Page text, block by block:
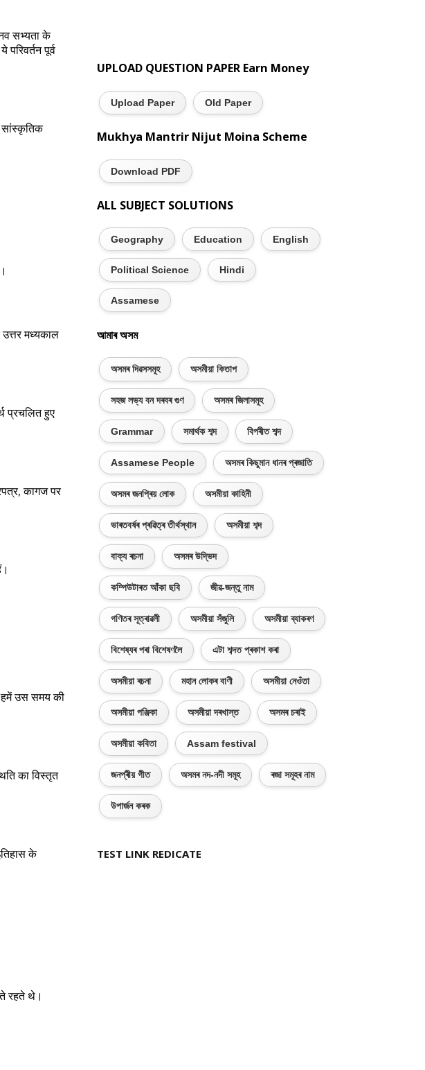
सभ्यता के
पूर्व
सांस्कृतिक
मध्यकाल
प्रचलित हुए
कागज पर
हमें उस समय की
का विस्तृत
के
रहते थे।
UPLOAD QUESTION PAPER Earn Money
Upload Paper Old Paper
Mukhya Mantrir Nijut Moina Scheme
Download PDF
ALL SUBJECT SOLUTIONS
Geography Education English
Political Science Hindi
Assamese
আমাৰ অসম
অসমৰ দিৱসসমূহ অসমীয়া কিতাপ
সহজ লভ্য বন দৰবৰ গুণ অসমৰ জিলাসমূহ
Grammar সমাৰ্থক শব্দ বিপৰীত শব্দ
Assamese People অসমৰ কিছুমান ধানৰ প্ৰজাতি
অসমৰ জনপ্ৰিয় লোক অসমীয়া কাহিনী
ভাৰতবৰ্ষৰ প্ৰৱিত্ৰ তীৰ্থস্থান অসমীয়া শব্দ
বাক্য ৰচনা অসমৰ উদ্ভিদ
কম্পিউটাৰত আঁকা ছবি জীৱ-জন্তু নাম
গণিতৰ সূত্ৰাৱলী অসমীয়া সঁজুলি অসমীয়া ব্যাকৰণ
বিশেষ্যৰ পৰা বিশেষণলৈ এটা শব্দত প্ৰকাশ কৰা
অসমীয়া ৰচনা মহান লোকৰ বাণী অসমীয়া নেওঁতা
অসমীয়া পঞ্জিকা অসমীয়া দৰখাস্ত অসমৰ চৰাই
অসমীয়া কবিতা Assam festival
জনপ্ৰীয় গীত অসমৰ নদ-নদী সমূহ ৰজা সমূহৰ নাম
উপাৰ্জন কৰক
TEST LINK REDICATE